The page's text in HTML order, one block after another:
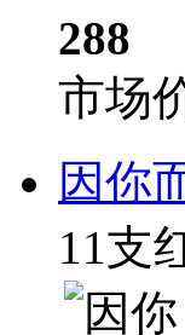
288
市场
因你
11支